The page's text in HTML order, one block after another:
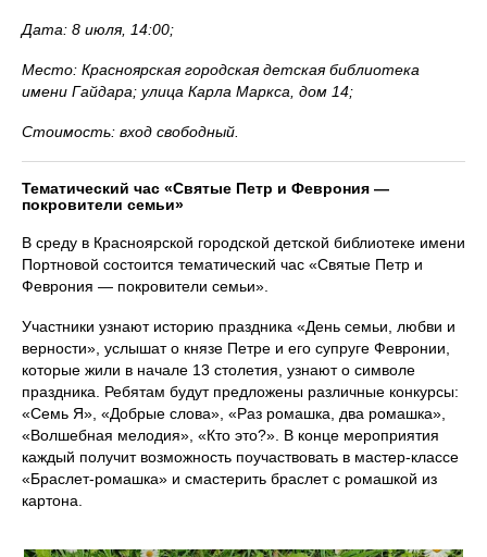
Дата: 8 июля, 14:00;
Место: Красноярская городская детская библиотека
имени Гайдара; улица Карла Маркса, дом 14;
Стоимость: вход свободный.
Тематический час «Святые Петр и Феврония —
покровители семьи»
В среду в Красноярской городской детской библиотеке имени
Портновой состоится тематический час «Святые Петр и
Феврония — покровители семьи».
Участники узнают историю праздника «День семьи, любви и
верности», услышат о князе Петре и его супруге Февронии,
которые жили в начале 13 столетия, узнают о символе
праздника. Ребятам будут предложены различные конкурсы:
«Семь Я», «Добрые слова», «Раз ромашка, два ромашка»,
«Волшебная мелодия», «Кто это?». В конце мероприятия
каждый получит возможность поучаствовать в мастер-классе
«Браслет-ромашка» и смастерить браслет с ромашкой из
картона.